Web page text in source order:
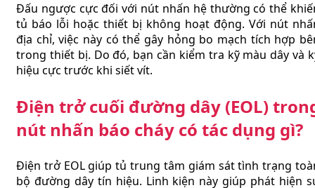
Đấu ngược cực đối với nút nhấn hệ thường có thể
tủ báo lỗi hoặc thiết bị không hoạt động. Với nút
địa chỉ, việc này có thể gây hỏng bo mạch tích hợp
trong thiết bị. Do đó, bạn cần kiểm tra kỹ màu dây và
hiệu cực trước khi siết vít.
Điện trở cuối đường dây (EOL)
nút nhấn báo cháy có tác dụng gì?
Điện trở EOL giúp tủ trung tâm giám sát tình trạng
bộ đường dây tín hiệu. Linh kiện này giúp phát hiện